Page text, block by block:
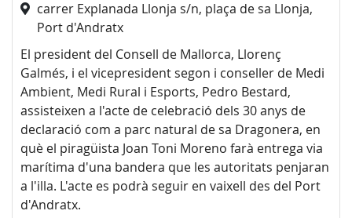
carrer Explanada Llonja s/n, plaça de sa Llonja,
Port d'Andratx
El president del Consell de Mallorca, Llorenç
Galmés, i el vicepresident segon i conseller de Medi
Ambient, Medi Rural i Esports, Pedro Bestard,
assisteixen a l'acte de celebració dels 30 anys de
declaració com a parc natural de sa Dragonera, en
què el piragüista Joan Toni Moreno farà entrega via
marítima d'una bandera que les autoritats penjaran
a l'illa. L'acte es podrà seguir en vaixell des del Port
d'Andratx.